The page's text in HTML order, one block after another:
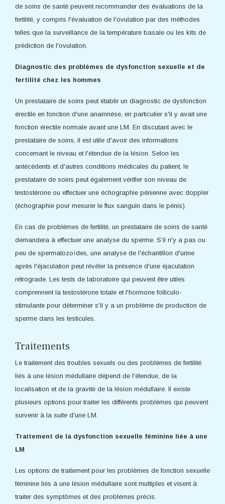
de soins de santé peuvent recommander des évaluations de la
fertilité, y compris l'évaluation de l'ovulation par des méthodes
telles que la surveillance de la température basale ou les kits de
prédiction de l'ovulation.
Diagnostic des problèmes de dysfonction sexuelle et de
fertilité chez les hommes
Un prestataire de soins peut établir un diagnostic de dysfonction
érectile en fonction d'une anamnèse, en particulier s'il y avait une
fonction érectile normale avant une LM. En discutant avec le
prestataire de soins, il est utile d'avoir des informations
concernant le niveau et l'étendue de la lésion. Selon les
antécédents et d'autres conditions médicales du patient, le
prestataire de soins peut également vérifier son niveau de
testostérone ou effectuer une échographie pénienne avec doppler
(échographie pour mesurer le flux sanguin dans le pénis).
En cas de problèmes de fertilité, un prestataire de soins de santé
demandera à effectuer une analyse du sperme. S'il n'y a pas ou
peu de spermatozoïdes, une analyse de l'échantillon d'urine
après l'éjaculation peut révéler la présence d'une éjaculation
rétrograde. Les tests de laboratoire qui peuvent être utiles
comprennent la testostérone totale et l'hormone folliculo-
stimulante pour déterminer s'il y a un problème de production de
sperme dans les testicules.
Traitements
Le traitement des troubles sexuels ou des problèmes de fertilité
liés à une lésion médullaire dépend de l'étendue, de la
localisation et de la gravité de la lésion médullaire. Il existe
plusieurs options pour traiter les différents problèmes qui peuvent
survenir à la suite d'une LM.
Traitement de la dysfonction sexuelle féminine liée à une
LM
Les options de traitement pour les problèmes de fonction sexuelle
féminine liés à une lésion médullaire sont multiples et visent à
traiter des symptômes et des problèmes précis.